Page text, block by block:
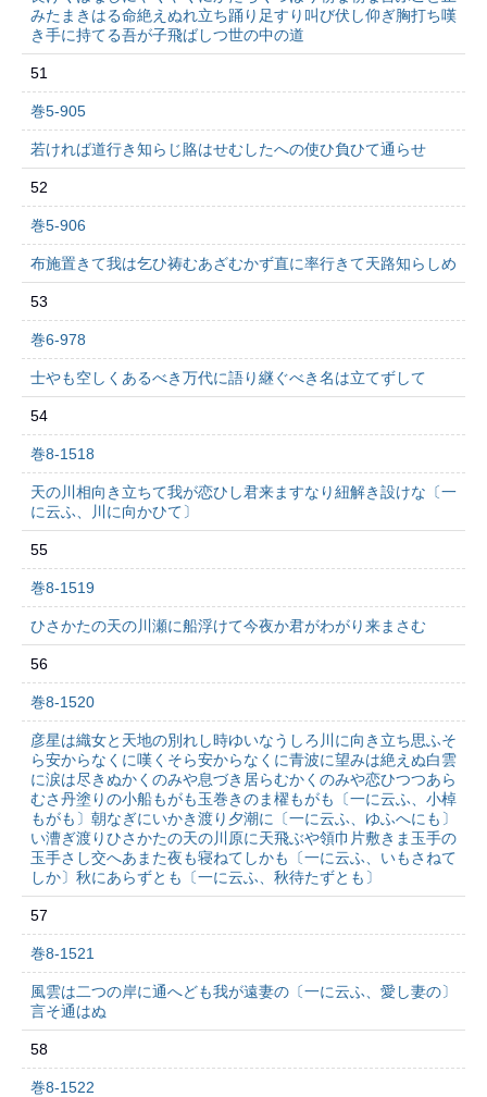
みたまきはる命絶えぬれ立ち踊り足すり叫び伏し仰ぎ胸打ち嘆
き手に持てる吾が子飛ばしつ世の中の道
51
巻5-905
若ければ道行き知らじ賂はせむしたへの使ひ負ひて通らせ
52
巻5-906
布施置きて我は乞ひ祷むあざむかず直に率行きて天路知らしめ
53
巻6-978
士やも空しくあるべき万代に語り継ぐべき名は立てずして
54
巻8-1518
天の川相向き立ちて我が恋ひし君来ますなり紐解き設けな〔一
に云ふ、川に向かひて〕
55
巻8-1519
ひさかたの天の川瀬に船浮けて今夜か君がわがり来まさむ
56
巻8-1520
彦星は織女と天地の別れし時ゆいなうしろ川に向き立ち思ふそ
ら安からなくに嘆くそら安からなくに青波に望みは絶えぬ白雲
に涙は尽きぬかくのみや息づき居らむかくのみや恋ひつつあら
むさ丹塗りの小船もがも玉巻きのま櫂もがも〔一に云ふ、小棹
もがも〕朝なぎにいかき渡り夕潮に〔一に云ふ、ゆふへにも〕
い漕ぎ渡りひさかたの天の川原に天飛ぶや領巾片敷きま玉手の
玉手さし交へあまた夜も寝ねてしかも〔一に云ふ、いもさねて
しか〕秋にあらずとも〔一に云ふ、秋待たずとも〕
57
巻8-1521
風雲は二つの岸に通へども我が遠妻の〔一に云ふ、愛し妻の〕
言そ通はぬ
58
巻8-1522